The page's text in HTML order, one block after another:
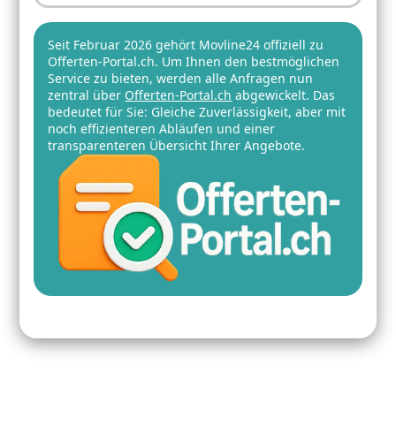
Seit Februar 2026 gehört Movline24 offiziell zu
Offerten-Portal.ch. Um Ihnen den bestmöglichen
Service zu bieten, werden alle Anfragen nun
zentral über Offerten-Portal.ch abgewickelt. Das
bedeutet für Sie: Gleiche Zuverlässigkeit, aber mit
noch effizienteren Abläufen und einer
transparenteren Übersicht Ihrer Angebote.